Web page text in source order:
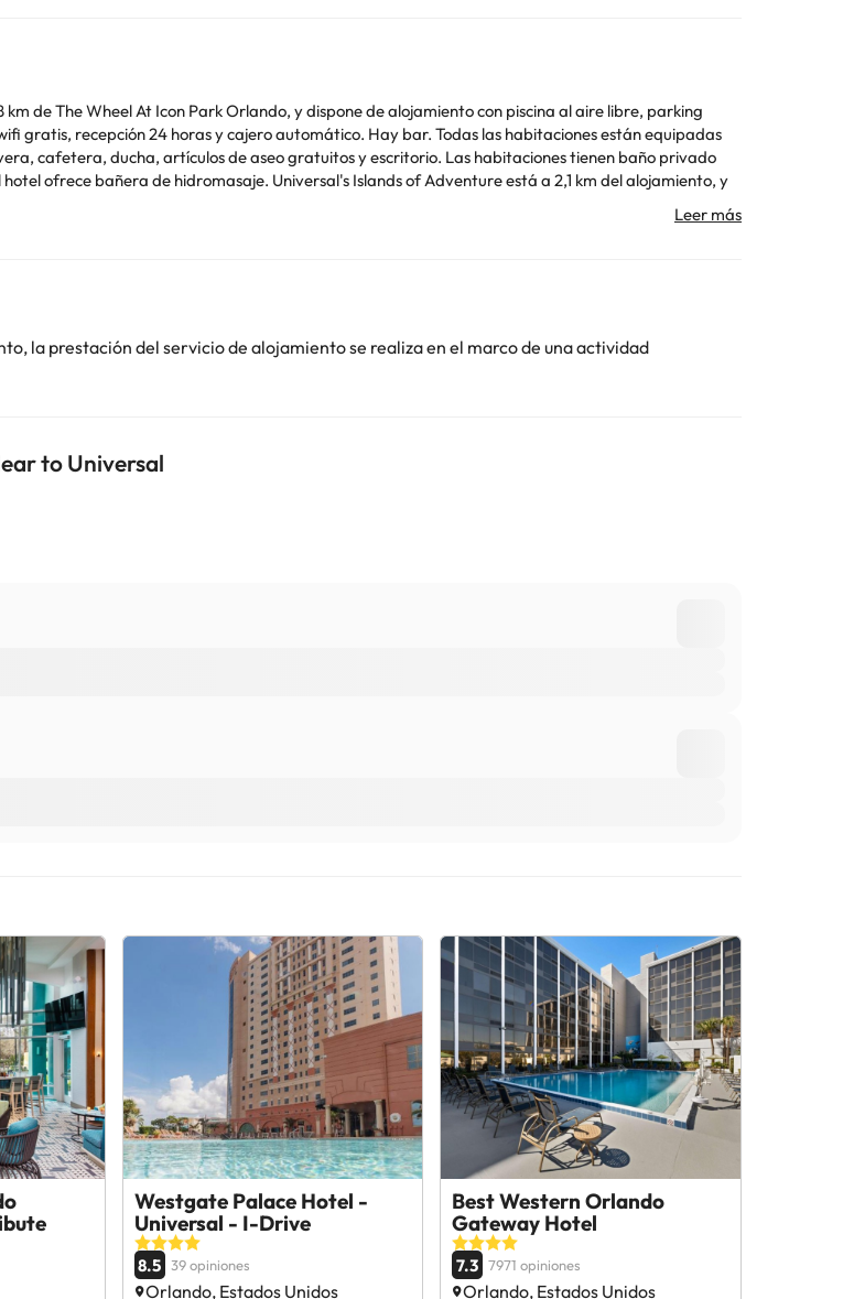
de The Wheel At Icon Park Orlando, y dispone de alojamiento con piscina al aire libre, parking
y cajero automático. Hay bar. Todas las habitaciones están equipadas
cafetera, ducha, artículos de aseo gratuitos y escritorio. Las habitaciones tienen baño privado
sus tarifas directamente en el establecimiento. Toda la información de esta ficha está sujeta a
la prestación del servicio de alojamiento se realiza en el marco de una actividad
to Universal
Westgate Palace Hotel -
Universal - I-Drive
8.5 39 opiniones
Orlando, Estados Unidos
Best Western Orlando
Gateway Hotel
7.3 7971 opiniones
Orlando, Estados Unidos